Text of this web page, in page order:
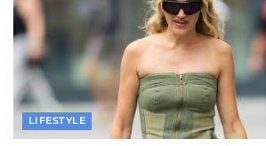
LIFESTYLE